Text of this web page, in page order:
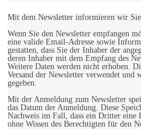
Mit dem Newsletter informieren wir Sie
Wenn Sie den Newsletter empfangen
eine valide Email-Adresse sowie
gestatten, dass Sie der Inhaber der
deren Inhaber mit dem Empfang des
Weitere Daten werden nicht erhoben.
Versand der Newsletter verwendet und
gegeben.
Mit der Anmeldung zum Newsletter
das Datum der Anmeldung. Diese
Nachweis im Fall, dass ein Dritter eine
ohne Wissen des Berechtigten für den